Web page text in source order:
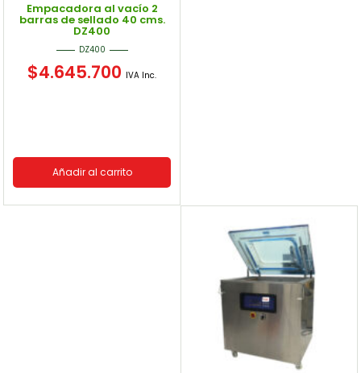
Empacadora al vacío 2
barras de sellado 40 cms.
DZ400
DZ400
$4.645.700 IVA Inc.
Añadir al carrito